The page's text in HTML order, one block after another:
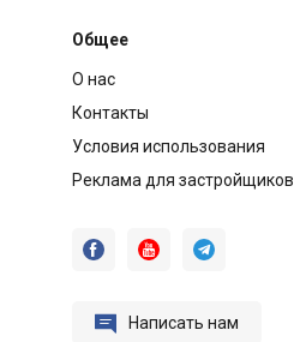
Общее
О нас
Контакты
Условия использования
Реклама для застройщиков
  
 Написать нам